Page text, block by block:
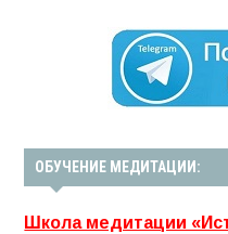
ОБУЧЕНИЕ МЕДИТАЦИИ:
Школа медитации